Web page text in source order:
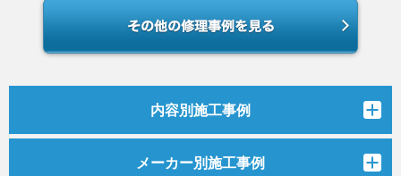
内容別施工事例
メーカー別施工事例